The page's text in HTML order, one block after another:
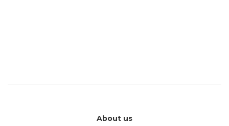
About us